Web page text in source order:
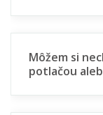
Môžem si
potlačou